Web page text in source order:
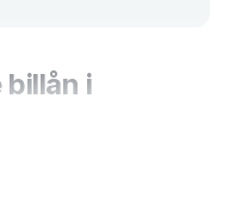
billån i